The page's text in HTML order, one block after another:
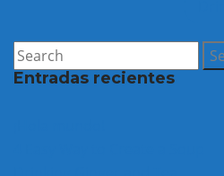
Entradas recientes